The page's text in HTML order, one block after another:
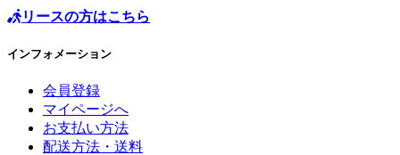
リースの方はこちら
インフォメーション
会員登録
マイページへ
お支払い方法
配送方法・送料